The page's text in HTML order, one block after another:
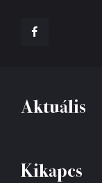
Aktuális
Kikapcs